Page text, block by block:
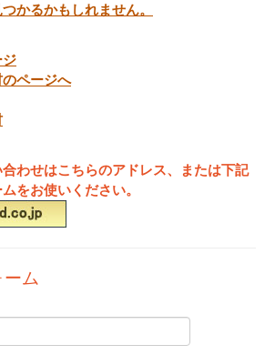
かるかもしれません。
ページへ
わせはこちらのアドレス、または下記
をお使いください。
ム